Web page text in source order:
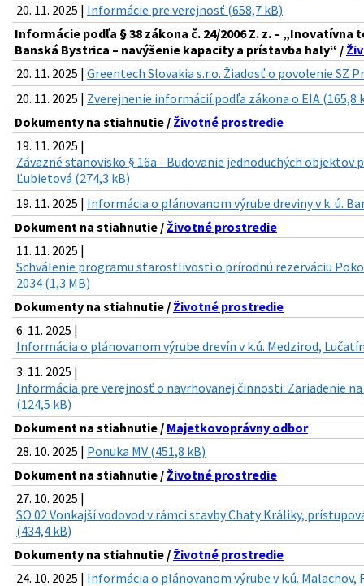
20. 11. 2025 | Informácie pre verejnosť (658,7 kB)
Informácie podľa § 38 zákona č. 24/2006 Z. z. –
Banská Bystrica – navýšenie kapacity a prístavba haly“ /
20. 11. 2025 | Greentech Slovakia s.r.o. Žiadosť o povolenie SZ
20. 11. 2025 | Zverejnenie informácií podľa zákona o EIA (165,8
Dokumenty na stiahnutie / Životné prostredie
19. 11. 2025 |
Záväzné stanovisko § 16a - Budovanie jednoduchých
Ľubietová (274,3 kB)
19. 11. 2025 | Informácia o plánovanom výrube dreviny v k. ú.
Dokument na stiahnutie / Životné prostredie
11. 11. 2025 |
Schválenie programu starostlivosti o prírodnú rezerváciu
2034 (1,3 MB)
Dokumenty na stiahnutie / Životné prostredie
6. 11. 2025 |
Informácia o plánovanom výrube drevín v k.ú. Medzirod,
3. 11. 2025 |
Informácia pre verejnosť o navrhovanej činnosti: Zariadenie
(124,5 kB)
Dokument na stiahnutie / Majetkovoprávny odbor
28. 10. 2025 | Ponuka MV (451,8 kB)
Dokument na stiahnutie / Životné prostredie
27. 10. 2025 |
SO 02 Vonkajší vodovod v rámci stavby Chaty Králiky,
(434,4 kB)
Dokumenty na stiahnutie / Životné prostredie
24. 10. 2025 | Informácia o plánovanom výrube v k.ú. Malachov,